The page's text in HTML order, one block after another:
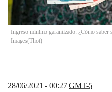
Ingreso mínimo garantizado: ¿Cómo saber
Images(Thot)
28/06/2021 - 00:27 GMT-5